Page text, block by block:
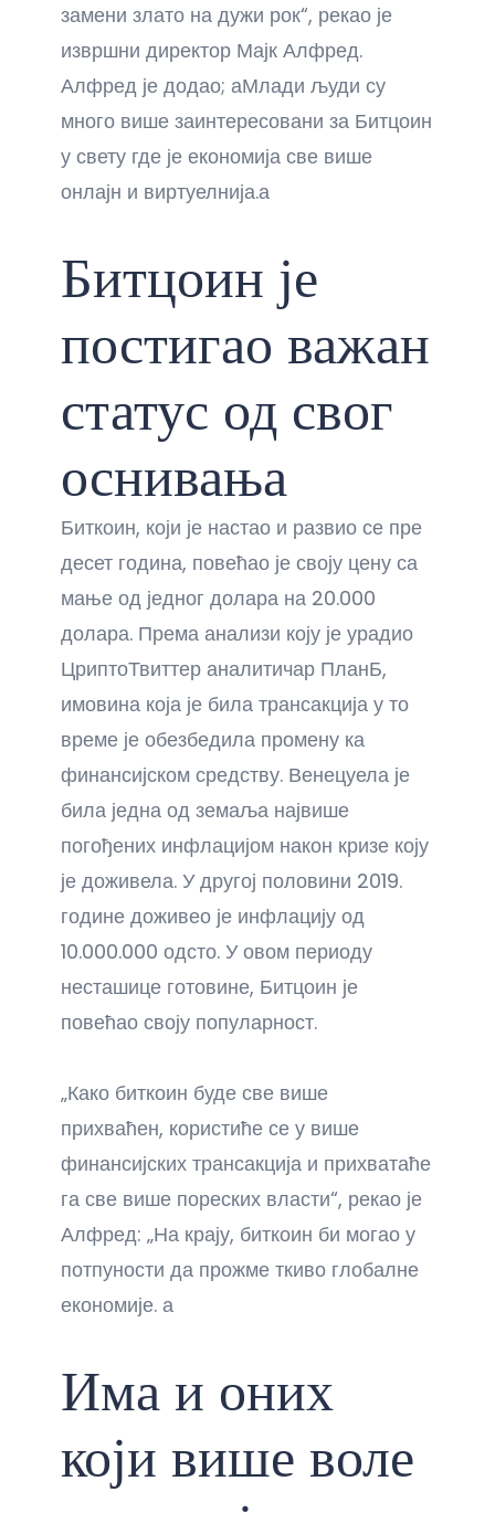
замени злато на дужи рок“, рекао је
извршни директор Мајк Алфред.
Алфред је додао; аМлади људи су
много више заинтересовани за Битцоин
у свету где је економија све више
онлајн и виртуелнија.а
Битцоин је
постигао важан
статус од свог
оснивања
Биткоин, који је настао и развио се пре
десет година, повећао је своју цену са
мање од једног долара на 20.000
долара. Према анализи коју је урадио
ЦриптоТвиттер аналитичар ПланБ,
имовина која је била трансакција у то
време је обезбедила промену ка
финансијском средству. Венецуела је
била једна од земаља највише
погођених инфлацијом након кризе коју
је доживела. У другој половини 2019.
године доживео је инфлацију од
10.000.000 одсто. У овом периоду
несташице готовине, Битцоин је
повећао своју популарност.
„Како биткоин буде све више
прихваћен, користиће се у више
финансијских трансакција и прихватаће
га све више пореских власти“, рекао је
Алфред: „На крају, биткоин би могао у
потпуности да прожме ткиво глобалне
економије. а
Има и оних
који више воле